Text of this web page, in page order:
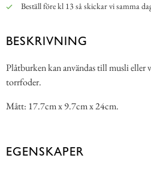
Beställ före kl 13 så skickar vi samma
BESKRIVNING
Plåtburken kan användas till musli
torrfoder.
Mått: 17.7cm x 9.7cm x 24cm.
EGENSKAPER